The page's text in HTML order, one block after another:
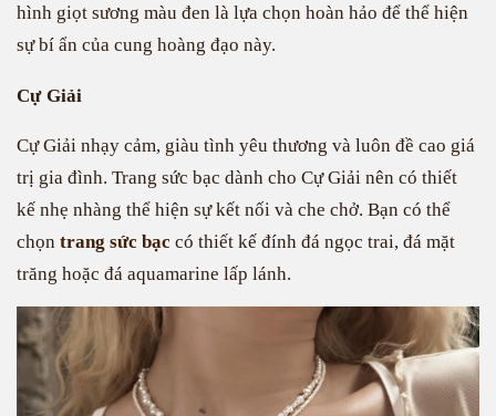
hình giọt sương màu đen là lựa chọn hoàn hảo để thể hiện
sự bí ẩn của cung hoàng đạo này.
Cự Giải
Cự Giải nhạy cảm, giàu tình yêu thương và luôn đề cao giá
trị gia đình. Trang sức bạc dành cho Cự Giải nên có thiết
kế nhẹ nhàng thể hiện sự kết nối và che chở. Bạn có thể
chọn trang sức bạc có thiết kế đính đá ngọc trai, đá mặt
trăng hoặc đá aquamarine lấp lánh.